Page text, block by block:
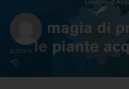
admin